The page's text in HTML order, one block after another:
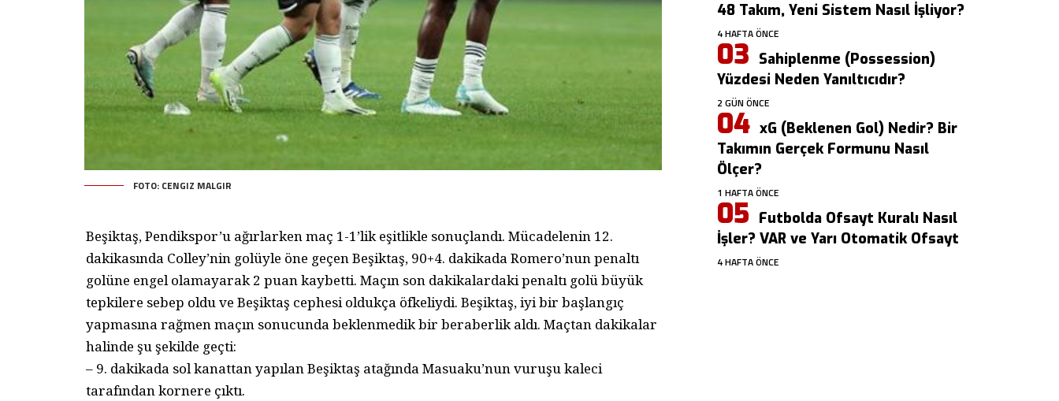
FOTO: CENGIZ MALGIR
Beşiktaş, Pendikspor’u ağırlarken maç 1-1’lik eşitlikle sonuçlandı. Mücadelenin 12.
dakikasında Colley’nin golüyle öne geçen Beşiktaş, 90+4. dakikada Romero’nun penaltı
golüne engel olamayarak 2 puan kaybetti. Maçın son dakikalardaki penaltı golü büyük
tepkilere sebep oldu ve Beşiktaş cephesi oldukça öfkeliydi. Beşiktaş, iyi bir başlangıç
yapmasına rağmen maçın sonucunda beklenmedik bir beraberlik aldı. Maçtan dakikalar
halinde şu şekilde geçti:
– 9. dakikada sol kanattan yapılan Beşiktaş atağında Masuaku’nun vuruşu kaleci
tarafından kornere çıktı.
48 Takım, Yeni Sistem Nasıl İşliyor?
4 HAFTA ÖNCE
Sahiplenme (Possession)
Yüzdesi Neden Yanıltıcıdır?
2 GÜN ÖNCE
xG (Beklenen Gol) Nedir? Bir
Takımın Gerçek Formunu Nasıl
Ölçer?
1 HAFTA ÖNCE
Futbolda Ofsayt Kuralı Nasıl
İşler? VAR ve Yarı Otomatik Ofsayt
4 HAFTA ÖNCE